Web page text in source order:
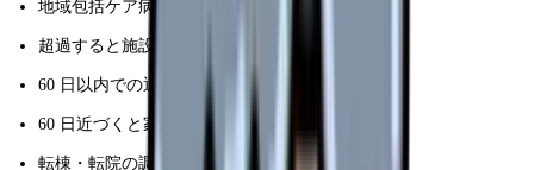
地域包括ケア病棟の入院期間上限 60 日
超過すると施設側の診療報酬減額
60 日以内での退院調整がマスト
60 日近づくと家族への説得強まる
転棟・転院の調整が必要な場合も